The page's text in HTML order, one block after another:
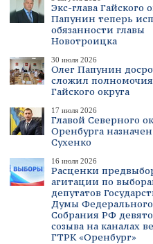
Экс-глава Гайского
Папунин теперь
обязанности главы
Новотроицка
30 июля 2026
Олег Папунин
сложил
Гайского округа
17 июля 2026
Главой Северного
Оренбурга
Сухенко
16 июля 2026
Расценки
агитации по
депутатов
Думы Федерального
Собрания РФ
созыва на каналах
ГТРК «Оренбург»